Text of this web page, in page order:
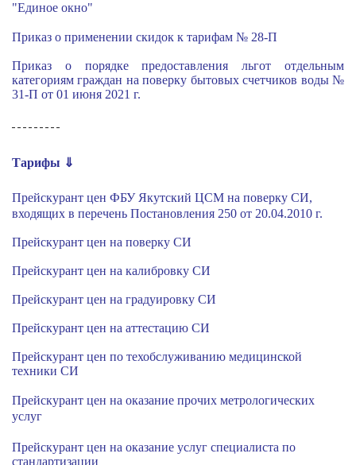
"Единое окно"
Приказ о применении скидок к тарифам № 28-П
Приказ о порядке предоставления льгот отдельным
категориям граждан на поверку бытовых счетчиков воды №
31-П от 01 июня 2021 г.
Тарифы ⇓
Прейскурант цен ФБУ Якутский ЦСМ на поверку СИ,
входящих в перечень Постановления 250 от 20.04.2010 г.
Прейскурант цен на поверку СИ
Прейскурант цен на калибровку СИ
Прейскурант цен на градуировку СИ
Прейскурант цен на аттестацию СИ
Прейскурант цен по техобслуживанию медицинской
техники СИ
Прейскурант цен на оказание прочих метрологических
услуг
Прейскурант цен на оказание услуг специалиста по
стандартизации